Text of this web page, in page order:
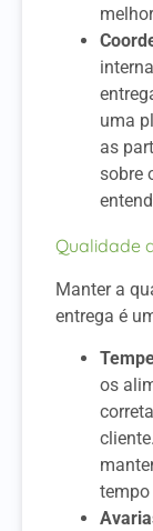
uma
as
sobre
Qualidade
Manter a
entrega é
os
tempo